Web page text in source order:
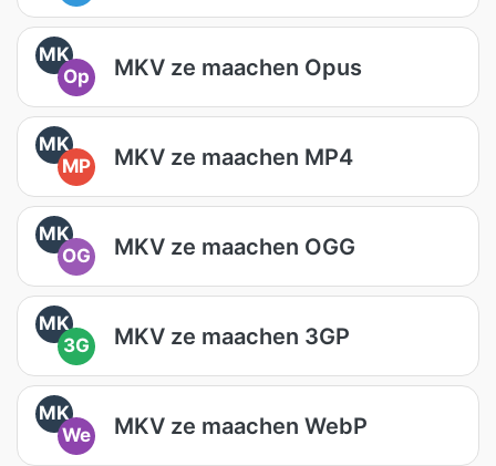
MK
Op
MKV ze maachen Opus
MK
MP
MKV ze maachen MP4
MK
OG
MKV ze maachen OGG
MK
3G
MKV ze maachen 3GP
MK
We
MKV ze maachen WebP